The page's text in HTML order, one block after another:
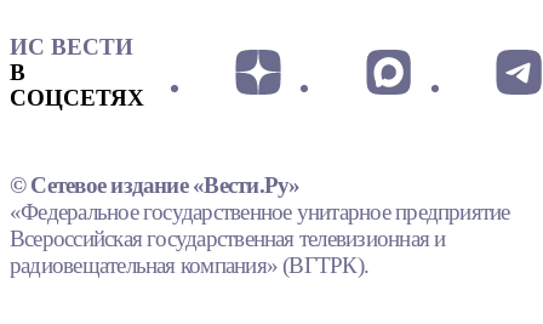
ИС ВЕСТИ
В
СОЦСЕТЯХ
© Сетевое издание «Вести.Ру»
«Федеральное государственное унитарное предприятие
Всероссийская государственная телевизионная и
радиовещательная компания» (ВГТРК).